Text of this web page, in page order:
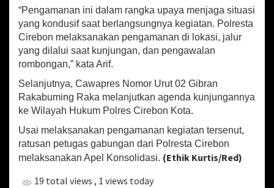
e
j
u
m
l
h
L
o
a
s
i
“Pengamanan ini dalam rangka upaya menjaga situasi
yang kondusif saat berlangsungnya kegiatan. Polresta
Cirebon melaksanakan pengamanan di lokasi, jalur
yang dilalui saat kunjungan, dan pengawalan
rombongan,” kata Arif.
Selanjutnya, Cawapres Nomor Urut 02 Gibran
Rakabuming Raka melanjutkan agenda kunjungannya
ke Wilayah Hukum Polres Cirebon Kota.
Usai melaksanakan pengamanan kegiatan tersenut,
ratusan petugas gabungan dari Polresta Cirebon
melaksanakan Apel Konsolidasi. (Ethik Kurtis/Red)
19 total views , 1 views today